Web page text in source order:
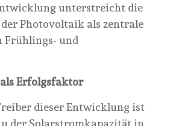
unterstreicht die
der Photovoltaik als zentrale
Frühlings- und
Erfolgsfaktor
dieser Entwicklung ist
der Solarstromkapazität in